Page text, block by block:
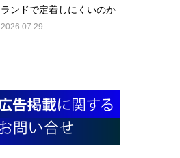
ランドで定着しにくいのか
2026.07.29